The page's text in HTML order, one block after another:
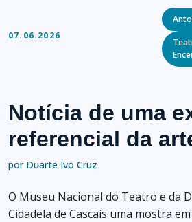
07.06.2026
Notícia de uma
referencial da
por Duarte Ivo Cruz
O Museu Nacional do Teatro e da
Cidadela de Cascais uma mostra